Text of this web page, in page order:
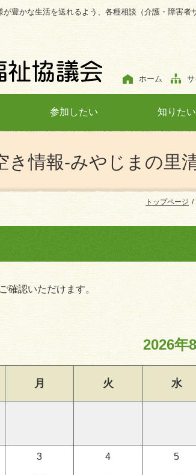
豊かな生活を送れるよう、各種相談（介護・障害者
ホーム
参加したい 知りたい
き情報-みやじまの里
トップページ
確認いただけます。
2026年
月 火 水
3 4 5